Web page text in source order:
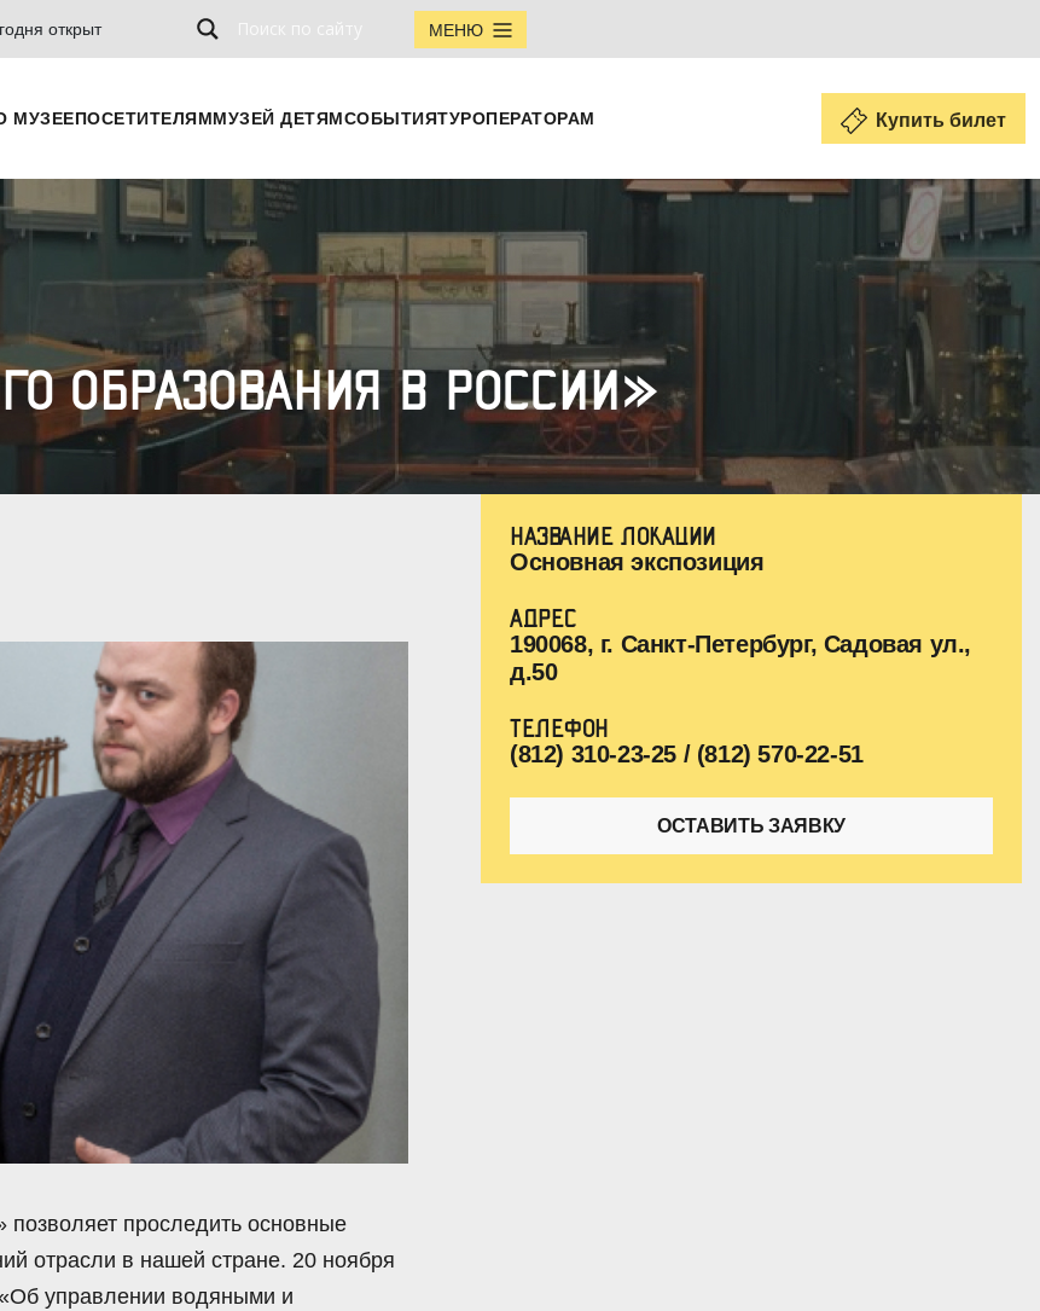
открыт МЕНЮ
МУЗЕЕПОСЕТИТЕЛЯММУЗЕЙ ДЕТЯМСОБЫТИЯТУРОПЕРАТОРАМ Купить билет
ОБРАЗОВАНИЯ В РОССИИ»
позволяет проследить основные
отрасли в нашей стране. 20 ноября
управлении водяными и
НАЗВАНИЕ ЛОКАЦИИ
Основная экспозиция
АДРЕС
190068, г. Санкт-Петербург, Садовая ул.,
д.50
ТЕЛЕФОН
(812) 310-23-25 / (812) 570-22-51
ОСТАВИТЬ ЗАЯВКУ